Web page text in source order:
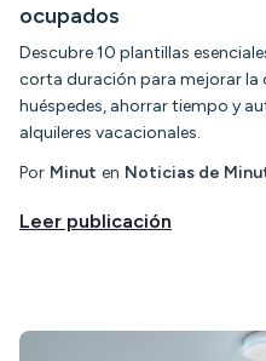
ocupados
Descubre 10 plantillas
corta duración para mejorar la
huéspedes, ahorrar tiempo y
alquileres vacacionales.
Por Minut en Noticias de
Leer publicación